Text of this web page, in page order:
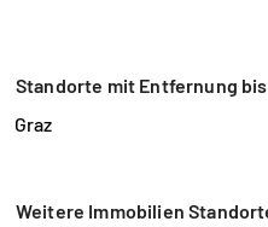
Standorte mit Entfernung
Graz
Weitere Immobilien